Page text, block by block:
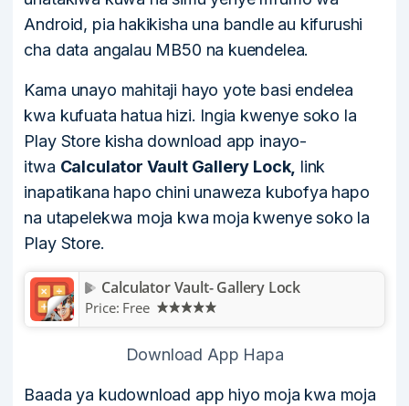
Android, pia hakikisha una bandle au kifurushi
cha data angalau MB50 na kuendelea.
Kama unayo mahitaji hayo yote basi endelea
kwa kufuata hatua hizi. Ingia kwenye soko la
Play Store kisha download app inayo-
itwa Calculator Vault Gallery Lock, link
inapatikana hapo chini unaweza kubofya hapo
na utapelekwa moja kwa moja kwenye soko la
Play Store.
Calculator Vault- Gallery Lock
Price: Free
Download App Hapa
Baada ya kudownload app hiyo moja kwa moja